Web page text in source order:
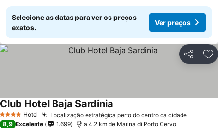
Selecione as datas para ver os preços
exatos.
Ver preços
Partilhar
4 EstrelasHotel Localização estratégica perto do centro da cidadeVer
Club Hotel Baja Sardinia
8,9 Excelente 1.699 a 4.2 km de Marina di Porto Cervo